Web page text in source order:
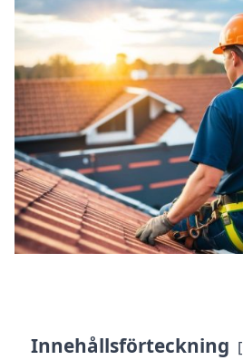
Innehållsförteckning